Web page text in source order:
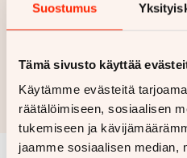
Suostumus
Tämä sivusto käyttää
Käytämme evästeitä
räätälöimiseen, sosiaalisen
tukemiseen ja
jaamme sosiaalisen median,
Haluan myös
Hae
Rahoituslaskelma on suuntaa
luottopäätöksen ja